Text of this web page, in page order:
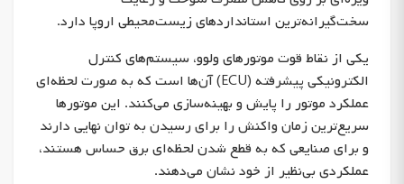
سخت‌گیرانه‌ترین استانداردهای زیست‌محیطی اروپا دارد.
یکی از نقاط قوت موتورهای ولوو، سیستم‌های کنترل
الکترونیکی پیشرفته (ECU) آن‌ها است که به صورت لحظه‌ای
عملکرد موتور را پایش و بهینه‌سازی می‌کنند. این موتورها
سریع‌ترین زمان واکنش را برای رسیدن به توان نهایی دارند
و برای صنایعی که به قطع شدن لحظه‌ای برق حساس هستند،
عملکردی بی‌نظیر از خود نشان می‌دهند.